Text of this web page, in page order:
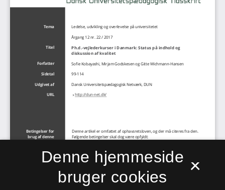
×
Denne hjemmeside
bruger cookies